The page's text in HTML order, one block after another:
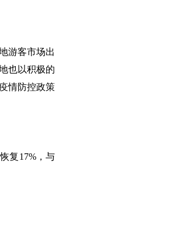
游客市场出
也以积极的
情防控政策
复17%，与